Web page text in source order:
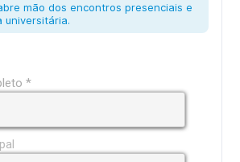
mão dos encontros presenciais e
universitária.